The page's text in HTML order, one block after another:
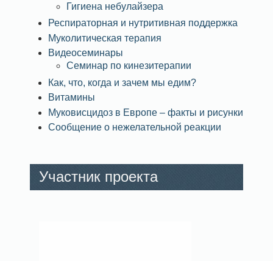
Гигиена небулайзера
Респираторная и нутритивная поддержка
Муколитическая терапия
Видеосеминары
Семинар по кинезитерапии
Как, что, когда и зачем мы едим?
Витамины
Муковисцидоз в Европе – факты и рисунки
Сообщение о нежелательной реакции
Участник проекта